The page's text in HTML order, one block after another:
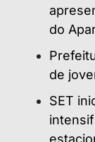
do
de
SET